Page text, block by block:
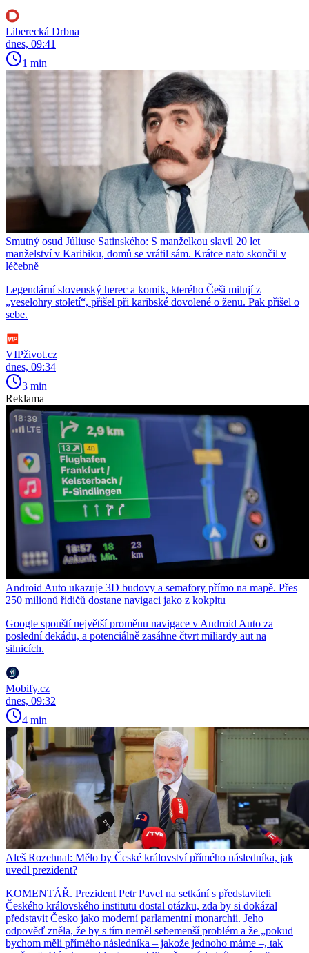
Liberecká Drbna
dnes, 09:41
1 min
Smutný osud Júliuse Satinského: S manželkou slavil 20 let
manželství v Karibiku, domů se vrátil sám. Krátce nato skončil v
léčebně
Legendární slovenský herec a komik, kterého Češi milují z
„veselohry století“, přišel při karibské dovolené o ženu. Pak přišel o
sebe.
VIPživot.cz
dnes, 09:34
3 min
Reklama
Android Auto ukazuje 3D budovy a semafory přímo na mapě. Přes
250 milionů řidičů dostane navigaci jako z kokpitu
Google spouští největší proměnu navigace v Android Auto za
poslední dekádu, a potenciálně zasáhne čtvrt miliardy aut na
silnicích.
Mobify.cz
dnes, 09:32
4 min
Aleš Rozehnal: Mělo by České království přímého následníka, jak
uvedl prezident?
KOMENTÁŘ. Prezident Petr Pavel na setkání s představiteli
Českého královského institutu dostal otázku, zda by si dokázal
představit Česko jako moderní parlamentní monarchii. Jeho
odpověď zněla, že by s tím neměl sebemenší problém a že „pokud
bychom měli přímého následníka – jakože jednoho máme –, tak